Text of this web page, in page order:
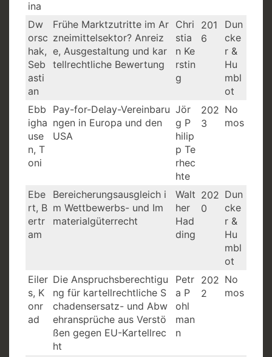
ina
Dw
orsc
hak,
Seb
asti
an
Frühe Marktzutritte im Ar
zneimittelsektor? Anreiz
e, Ausgestaltung und kar
tellrechtliche Bewertung
Chri
stia
n Ke
rstin
g
201
6
Dun
cke
r &
Hu
mbl
ot
Ebb
igha
use
n, T
oni
Pay-for-Delay-Vereinbaru
ngen in Europa und den
USA
Jör
g P
hilip
p Te
rhec
hte
202
3
No
mos
Ebe
rt, B
ertr
am
Bereicherungsausgleich i
m Wettbewerbs- und Im
materialgüterrecht
Walt
her
Had
ding
202
0
Dun
cke
r &
Hu
mbl
ot
Eiler
s, K
onr
ad
Die Anspruchsberechtigu
ng für kartellrechtliche S
chadensersatz- und Abw
ehransprüche aus Verstö
ßen gegen EU-Kartellrec
ht
Petr
a P
ohl
man
n
202
2
No
mos